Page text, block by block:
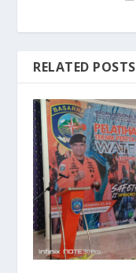
RELATED POSTS